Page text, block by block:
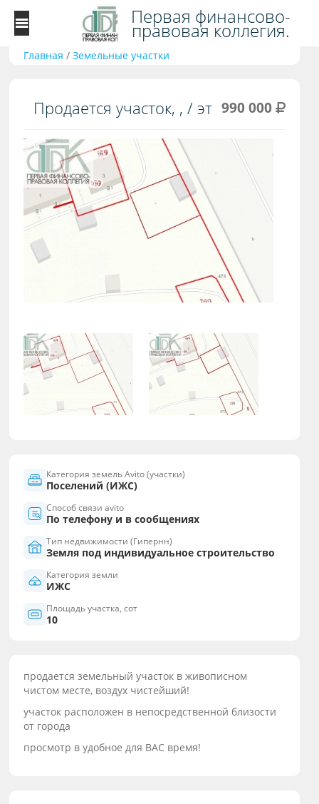
Первая финансово-
правовая коллегия.
Главная /Земельные участки
Продается участок, , / эт 990 000
Категория земель Avito (участки)
Поселений (ИЖС)
Способ связи avito
По телефону и в сообщениях
Тип недвижимости (Гипернн)
Земля под индивидуальное строительство
Категория земли
ИЖС
Площадь участка, сот
10
продается земельный участок в живописном
чистом месте, воздух чистейший!
участок расположен в непосредственной близости
от города
просмотр в удобное для ВАС время!